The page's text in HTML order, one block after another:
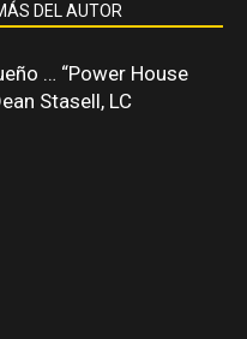
DEL AUTOR
… “Power House
Stasell, LC